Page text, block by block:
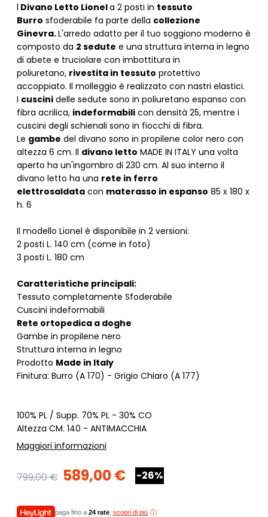
l Divano Letto Lionela 2 posti in tessuto
Burro sfoderabile fa parte della collezione
Ginevra.L'arredo adatto per il tuo soggiono moderno è
composto da 2 sedute e una struttura interna in legno
di abete e truciolare con imbottitura in
poliuretano, rivestita in tessuto protettivo
accoppiato. Il molleggio è realizzato con nastri elastici.
I cuscinidelle sedute sono in poliuretano espanso con
fibra acrilica, indeformabilicon densità 25, mentre i
cuscini degli schienali sono in fiocchi di fibra.
Le gambe del divano sono in propilene color nero con
altezza 6 cm. Il divano letto MADE IN ITALY una volta
aperto ha un'ingombro di 230 cm. Al suo interno il
divano letto ha una rete in ferro
elettrosaldatacon materasso in espanso 85 x 180 x
h. 6
Il modello Lionel è disponibile in 2 versioni:
2 posti L. 140 cm (come in foto)
3 posti L. 180 cm
Caratteristiche principali:
Tessuto completamente Sfoderabile
Cuscini indeformabili
Rete ortopedica a doghe
Gambe in propilene nero
Struttura interna in legno
Prodotto Made in Italy
Finitura: Burro (A 170) - Grigio Chiaro (A 177)
100% PL / Supp. 70% PL - 30% CO
Altezza CM. 140 - ANTIMACCHIA
Maggiori informazioni
799,00 € 589,00 € -26%
paga fino a 24 rate, scopri di più